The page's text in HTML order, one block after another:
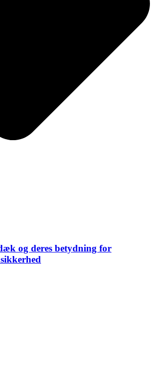
og deres betydning for